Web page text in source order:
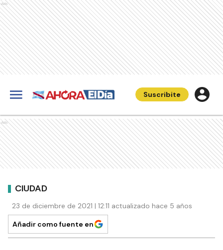
Ads
Suscribite
Ads
CIUDAD
23 de diciembre de 2021 | 12:11 actualizado hace 5 años
Añadir como fuente en